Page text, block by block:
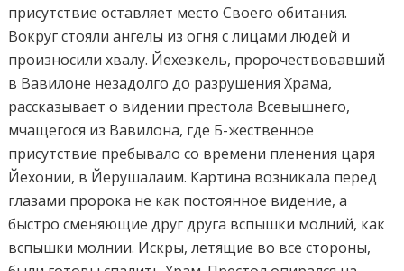
присутствие оставляет место Своего обитания.
Вокруг стояли ангелы из огня с лицами людей и
произносили хвалу. Йехезкель, пророчествовавший
в Вавилоне незадолго до разрушения Храма,
рассказывает о видении престола Всевышнего,
мчащегося из Вавилона, где Б-жественное
присутствие пребывало со времени пленения царя
Йехонии, в Йерушалаим. Картина возникала перед
глазами пророка не как постоянное видение, а
быстро сменяющие друг друга вспышки молний, как
вспышки молнии. Искры, летящие во все стороны,